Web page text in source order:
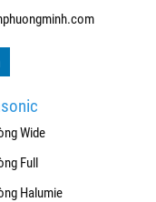
Wide
Full
Halumie